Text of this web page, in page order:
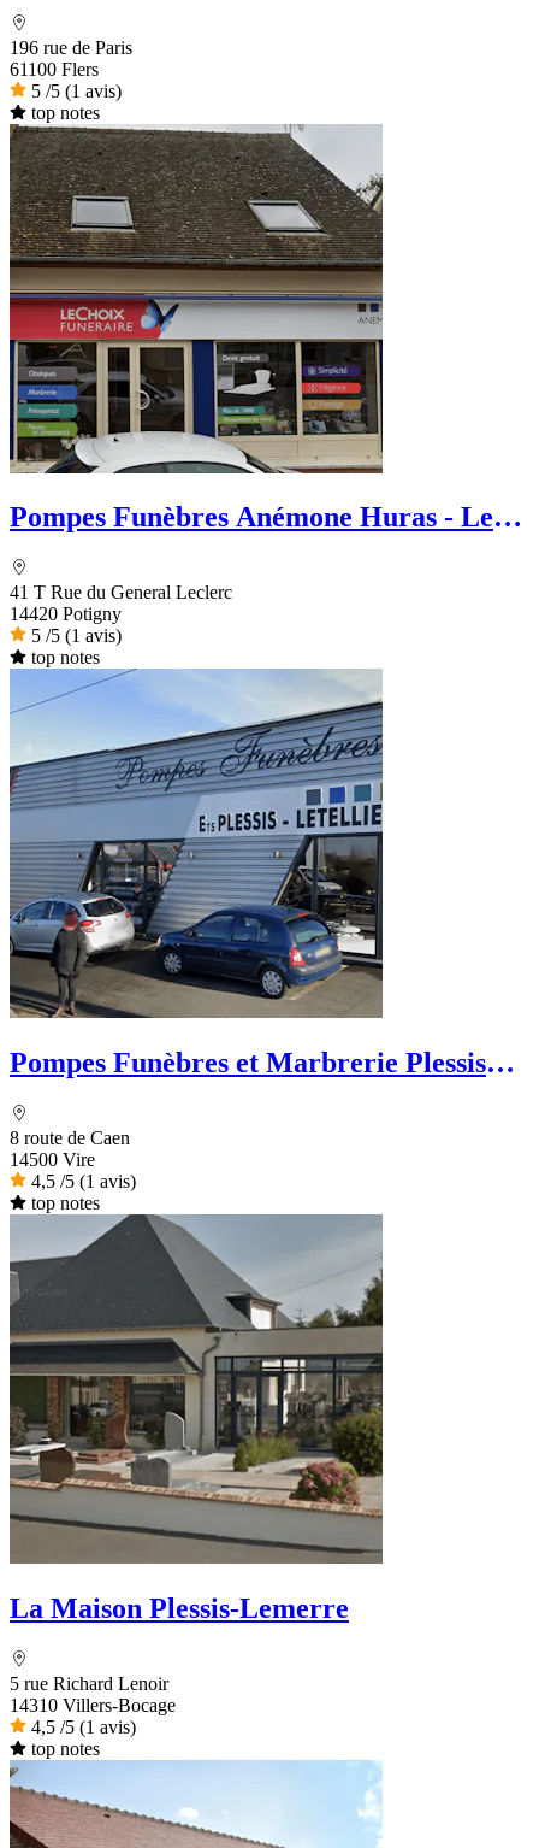
196 rue de Paris
61100 Flers
5 /5 (1 avis)
top notes
Pompes Funèbres Anémone Huras - Le
41 T Rue du General Leclerc
14420 Potigny
5 /5 (1 avis)
top notes
Pompes Funèbres et Marbrerie Plessis
8 route de Caen
14500 Vire
4,5 /5 (1 avis)
top notes
La Maison Plessis-Lemerre
5 rue Richard Lenoir
14310 Villers-Bocage
4,5 /5 (1 avis)
top notes